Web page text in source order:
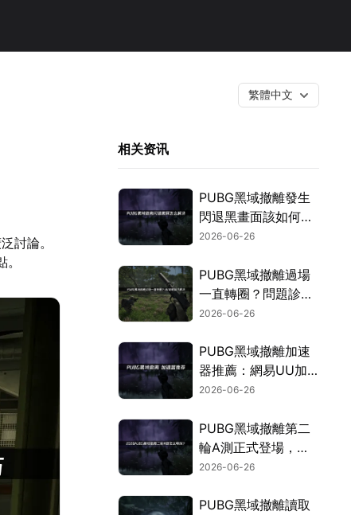
繁體中文
討論。
相关资讯
PUBG黑域撤離發生
閃退黑畫面該如何處
理？最新實用修復方
2026-06-26
PUBG黑域撤離過場
一直轉圈？問題診斷
與高效率解決攻略！
2026-06-26
PUBG黑域撤離加速
器推薦：網易UU加
速器確保網路穩定！
2026-06-26
PUBG黑域撤離第二
輪A測正式登場，同
步公開網路最佳化全
2026-06-26
PUBG黑域撤離讀取